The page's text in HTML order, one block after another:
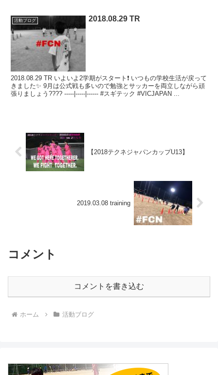
活動ブログ 2018.08.29 TR
2018.08.29 TR いよいよ2学期がスタート❗️ いつもの学校生活が戻って
きました✨ 9月は公式戦も多いので勉強とサッカーを両立しながら頑
張りましょう???? -----|-----|------ #スギテック #VICJAPAN ...
【2018テクネジャパンカップU13】
2019.03.08 training
コメント
コメントを書き込む
ホーム 活動ブログ